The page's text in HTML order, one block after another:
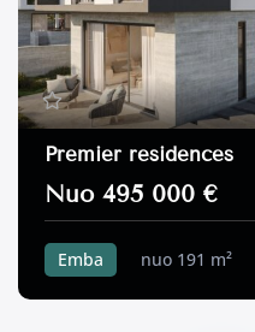
Premier residences
Nuo 495 000 €
Emba nuo 191 m²